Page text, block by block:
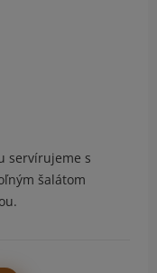
servírujeme s
šalátom